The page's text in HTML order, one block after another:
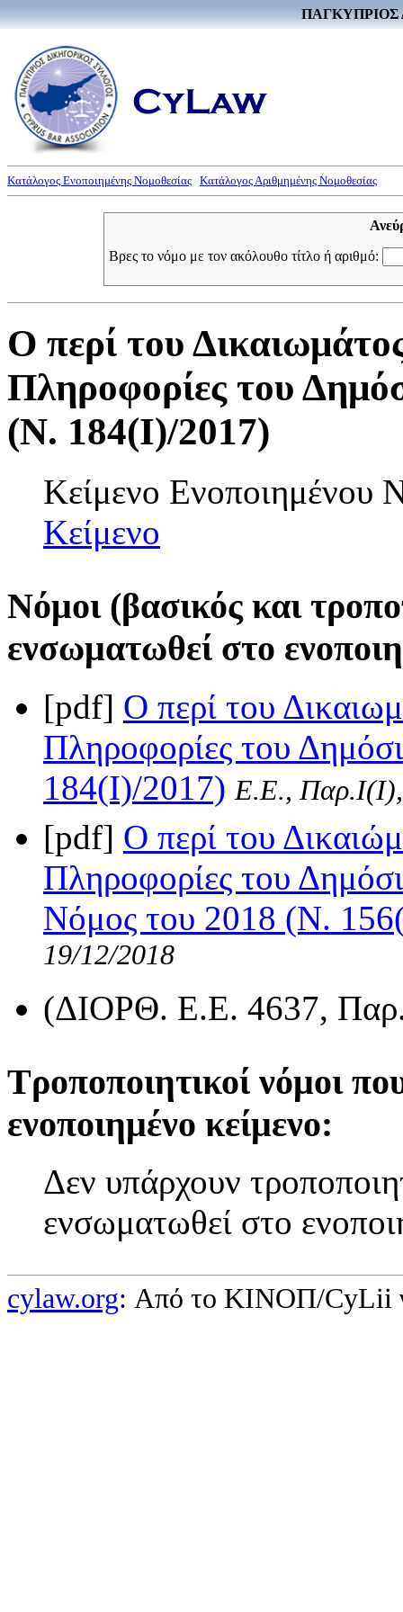
ΠΑΓΚΥΠΡΙΟΣ
Κατάλογος Ενοποιημένης Νομοθεσίας Κατάλογος Αριθμημένης Νομοθεσίας
Βρες το νόμο με τον ακόλουθο τίτλο ή αριθμό:
Ο περί του
Πληροφορίες του
(Ν. 184(I)/2017)
Κείμενο
Κείμενο
Νόμοι (βασικός και
ενσωματωθεί στο
[pdf] Ο περί του
Πληροφορίες του
184(I)/2017) Ε.Ε.,
[pdf] Ο περί του
Πληροφορίες του
Νόμος του 2018 (Ν.
19/12/2018
(ΔΙΟΡΘ. Ε.Ε. 4637, Παρ.
Τροποποιητικοί νόμοι
ενοποιημένο κείμενο:
Δεν υπάρχουν
ενσωματωθεί στο
cylaw.org: Από το ΚΙΝOΠ/CyLii